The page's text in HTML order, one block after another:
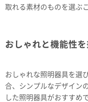
取れる素材のものを選ぶ
おしゃれと機能性
おしゃれな照明器具を選
合、シンプルなデザイン
した照明器具がおすすめ